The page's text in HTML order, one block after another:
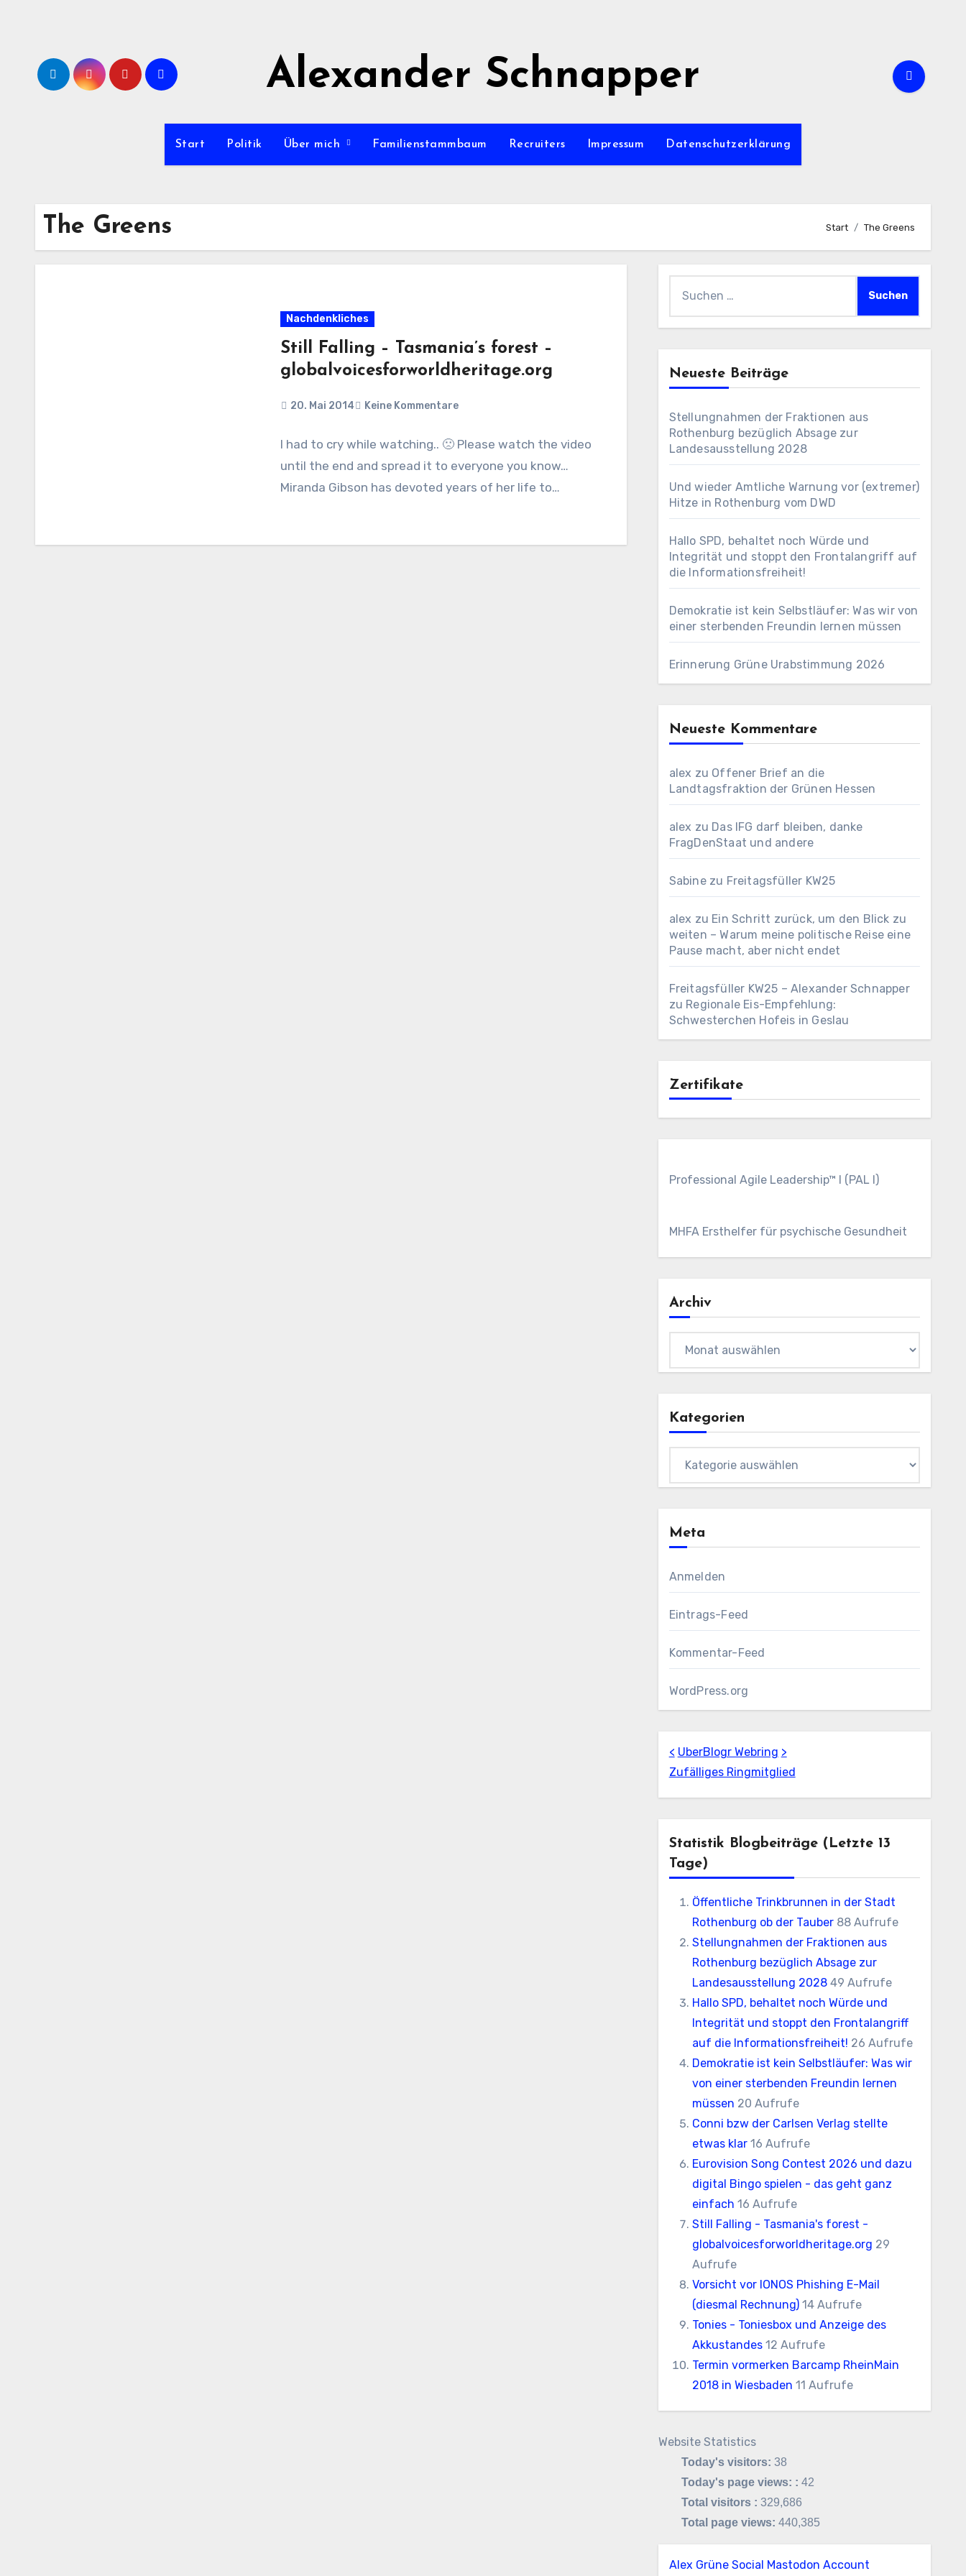
Alexander Schnapper
Start Politik Über mich Familienstammbaum Recruiters Impressum Datenschutzerklärung
The Greens Start The Greens
Nachdenkliches
Still Falling – Tasmania’s forest –
globalvoicesforworldheritage.org
20. Mai 2014 Keine Kommentare
I had to cry while watching.. 🙁 Please watch the video
until the end and spread it to everyone you know…
Miranda Gibson has devoted years of her life to…
nach:
Neueste Beiträge
Stellungnahmen der Fraktionen aus
Rothenburg bezüglich Absage zur
Landesausstellung 2028
Und wieder Amtliche Warnung vor (extremer)
Hitze in Rothenburg vom DWD
Hallo SPD, behaltet noch Würde und
Integrität und stoppt den Frontalangriff auf
die Informationsfreiheit!
Demokratie ist kein Selbstläufer: Was wir von
einer sterbenden Freundin lernen müssen
Erinnerung Grüne Urabstimmung 2026
Neueste Kommentare
alex zu Offener Brief an die
Landtagsfraktion der Grünen Hessen
alex zu Das IFG darf bleiben, danke
FragDenStaat und andere
Sabinezu Freitagsfüller KW25
alex zu Ein Schritt zurück, um den Blick zu
weiten – Warum meine politische Reise eine
Pause macht, aber nicht endet
Freitagsfüller KW25 – Alexander Schnapper
zu Regionale Eis-Empfehlung:
Schwesterchen Hofeis in Geslau
Zertifikate
Professional Agile Leadership™ I (PAL I)
MHFA Ersthelfer für psychische Gesundheit
Archiv
Kategorien
Meta
Anmelden
Eintrags-Feed
Kommentar-Feed
WordPress.org
< UberBlogr Webring >
Zufälliges Ringmitglied
Statistik Blogbeiträge (letzte 13
Tage)
Öffentliche Trinkbrunnen in der Stadt
Rothenburg ob der Tauber 88 Aufrufe
Stellungnahmen der Fraktionen aus
Rothenburg bezüglich Absage zur
Landesausstellung 2028 49 Aufrufe
Hallo SPD, behaltet noch Würde und
Integrität und stoppt den Frontalangriff
auf die Informationsfreiheit! 26 Aufrufe
Demokratie ist kein Selbstläufer: Was wir
von einer sterbenden Freundin lernen
müssen 20 Aufrufe
Conni bzw der Carlsen Verlag stellte
etwas klar 16 Aufrufe
Eurovision Song Contest 2026 und dazu
digital Bingo spielen - das geht ganz
einfach 16 Aufrufe
Still Falling - Tasmania's forest -
globalvoicesforworldheritage.org 29
Aufrufe
Vorsicht vor IONOS Phishing E-Mail
(diesmal Rechnung) 14 Aufrufe
Tonies - Toniesbox und Anzeige des
Akkustandes 12 Aufrufe
Termin vormerken Barcamp RheinMain
2018 in Wiesbaden 11 Aufrufe
Website Statistics
Today's visitors: 38
Today's page views: : 42
Total visitors : 329,686
Total page views: 440,385
Alex Grüne Social Mastodon Account